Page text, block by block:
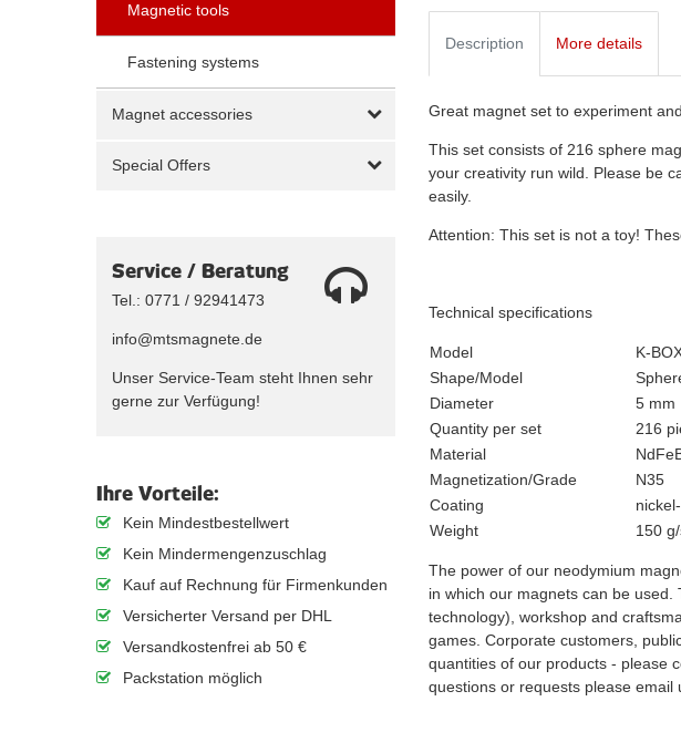
Magnetic tools
Fastening systems
Magnet accessories
Special Offers
Service / Beratung
Tel.: 0771 / 92941473
info@mtsmagnete.de
Unser Service-Team steht Ihnen sehr
gerne zur Verfügung!
Ihre Vorteile:
Kein Mindestbestellwert
Kein Mindermengenzuschlag
Kauf auf Rechnung für Firmenkunden
Versicherter Versand per DHL
Versandkostenfrei ab 50 €
Packstation möglich
Description More details
Great magnet set to experiment
This set consists of 216 sphere
your creativity run wild. Please be
easily.
Attention: This set is not a toy!
Technical specifications
Model
K-
Shape/Model
Diameter
5 mm
Quantity per set
216
Material
Magnetization/Grade
N35
Coating
Weight
150
The power of our neodymium
in which our magnets can be
technology), workshop and
games. Corporate customers,
quantities of our products - please
questions or requests please